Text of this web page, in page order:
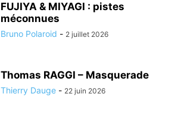
FUJIYA & MIYAGI : pistes
méconnues
Bruno Polaroid - 2 juillet 2026
Thomas RAGGI – Masquerade
Thierry Dauge - 22 juin 2026